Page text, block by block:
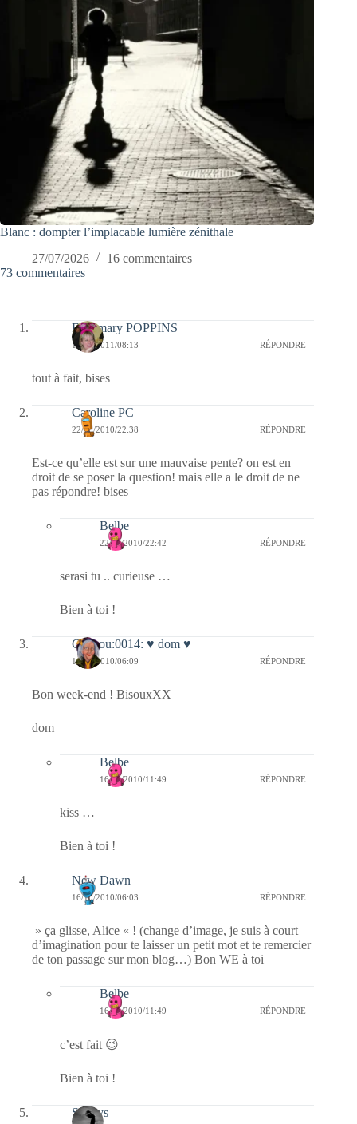
Blanc : dompter l’implacable lumière zénithale
27/07/2026
16 commentaires
73 commentaires
Fabymary POPPINS
12/04/2011/08:13 RÉPONDRE
tout à fait, bises
Caroline PC
22/10/2010/22:38 RÉPONDRE
Est-ce qu’elle est sur une mauvaise pente? on est en
droit de se poser la question! mais elle a le droit de ne
pas répondre! bises
Belbe
22/10/2010/22:42 RÉPONDRE
serasi tu .. curieuse …
Bien à toi !
Coucou:0014: ♥ dom ♥
16/10/2010/06:09 RÉPONDRE
Bon week-end ! BisouxXX
dom
Belbe
16/10/2010/11:49 RÉPONDRE
kiss …
Bien à toi !
New Dawn
16/10/2010/06:03 RÉPONDRE
» ça glisse, Alice « ! (change d’image, je suis à court
d’imagination pour te laisser un petit mot et te remercier
de ton passage sur mon blog…) Bon WE à toi
Belbe
16/10/2010/11:49 RÉPONDRE
c’est fait 😉
Bien à toi !
Sandys